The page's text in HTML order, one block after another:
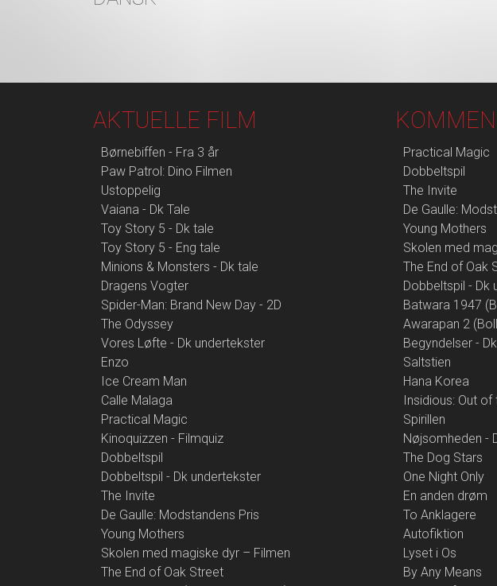
AKTUELLE FILM
Børnebiffen - Fra 3 år
Paw Patrol: Dino Filmen
Ustoppelig
Vaiana - Dk Tale
Toy Story 5 - Dk tale
Toy Story 5 - Eng tale
Minions & Monsters - Dk tale
Dragens Vogter
Spider-Man: Brand New Day - 2D
The Odyssey
Vores Løfte - Dk undertekster
Enzo
Ice Cream Man
Calle Malaga
Practical Magic
Kinoquizzen - Filmquiz
Dobbeltspil
Dobbeltspil - Dk undertekster
The Invite
De Gaulle: Modstandens Pris
Young Mothers
Skolen med magiske dyr – Filmen
The End of Oak Street
Practical Magic
Dobbeltspil
The Invite
De Gaulle:
Young Mothers
Skolen med
The End of Oak
Dobbeltspil - Dk
Batwara 1947
Awarapan 2
Begyndelser -
Saltstien
Hana Korea
Insidious: Out of
Spirillen
Nøjsomheden -
The Dog Stars
One Night Only
En anden drøm
To Anklagere
Autofiktion
Lyset i Os
By Any Means